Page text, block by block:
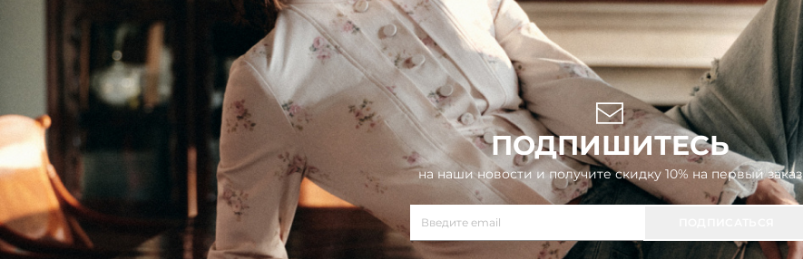
ПОДПИШИТЕСЬ
на наши новости и получите скидку 10% на первый заказ